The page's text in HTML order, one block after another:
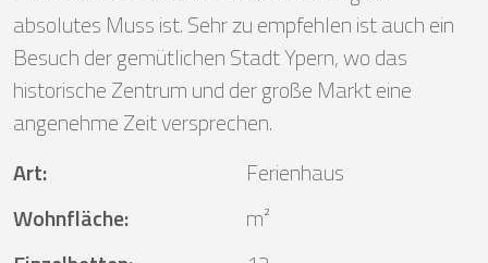
absolutes Muss ist. Sehr zu empfehlen ist auch ein
Besuch der gemütlichen Stadt Ypern, wo das
historische Zentrum und der große Markt eine
angenehme Zeit versprechen.
Art:
Ferienhaus
Wohnfläche:
m²